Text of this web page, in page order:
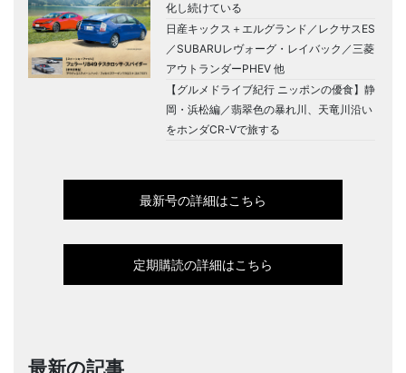
化し続けている
日産キックス＋エルグランド／レクサスES
／SUBARUレヴォーグ・レイバック／三菱
アウトランダーPHEV 他
【グルメドライブ紀行 ニッポンの優食】静
岡・浜松編／翡翠色の暴れ川、天竜川沿い
をホンダCR-Vで旅する
最新号の詳細はこちら
定期購読の詳細はこちら
最新の記事